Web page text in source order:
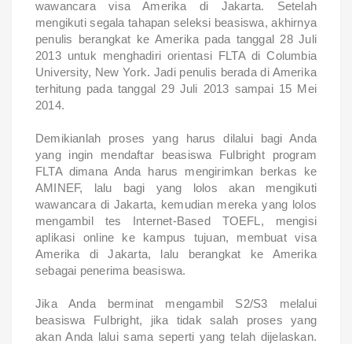
wawancara visa Amerika di Jakarta. Setelah
mengikuti segala tahapan seleksi beasiswa, akhirnya
penulis berangkat ke Amerika pada tanggal 28 Juli
2013 untuk menghadiri orientasi FLTA di Columbia
University, New York. Jadi penulis berada di Amerika
terhitung pada tanggal 29 Juli 2013 sampai 15 Mei
2014.
Demikianlah proses yang harus dilalui bagi Anda
yang ingin mendaftar beasiswa Fulbright program
FLTA dimana Anda harus mengirimkan berkas ke
AMINEF, lalu bagi yang lolos akan mengikuti
wawancara di Jakarta, kemudian mereka yang lolos
mengambil tes Internet-Based TOEFL, mengisi
aplikasi online ke kampus tujuan, membuat visa
Amerika di Jakarta, lalu berangkat ke Amerika
sebagai penerima beasiswa.
Jika Anda berminat mengambil S2/S3 melalui
beasiswa Fulbright, jika tidak salah proses yang
akan Anda lalui sama seperti yang telah dijelaskan.